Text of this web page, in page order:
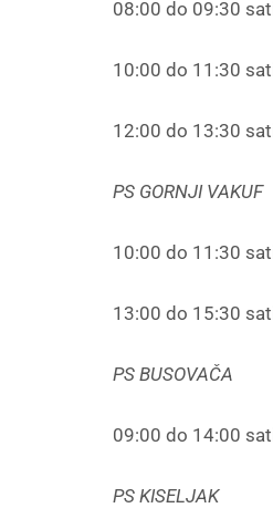
08:00 do 09:30
10:00 do 11:30
12:00 do 13:30
PS GORNJI VAKUF
10:00 do 11:30
13:00 do 15:30
PS BUSOVAČA
09:00 do 14:00
PS KISELJAK